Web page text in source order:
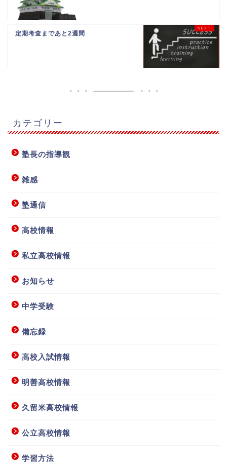
定期考査まであと2週間
カテゴリー
塾長の指導観
雑感
塾通信
高校情報
私立高校情報
お知らせ
中学受験
備忘録
高校入試情報
明善高校情報
久留米高校情報
公立高校情報
学習方法